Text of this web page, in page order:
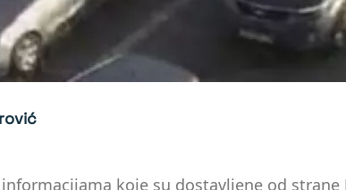
koje su dostavljene od